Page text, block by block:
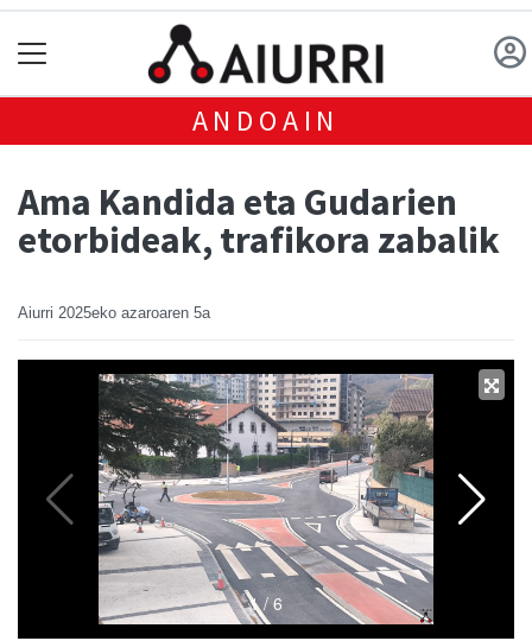
ANDOAIN
Ama Kandida eta Gudarien
etorbideak, trafikora zabalik
Aiurri 2025eko azaroaren 5a